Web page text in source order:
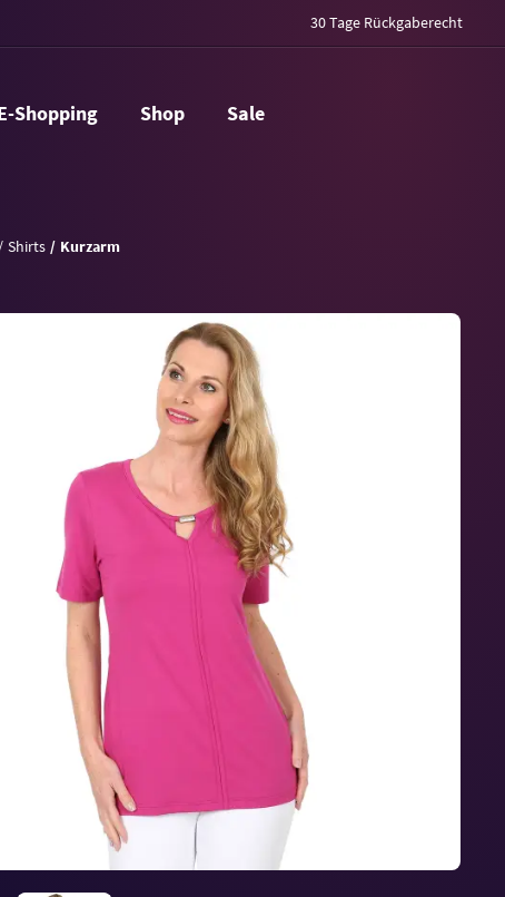
30 Tage Rückgaberecht
Shopping Shop Sale
Shirts Kurzarm